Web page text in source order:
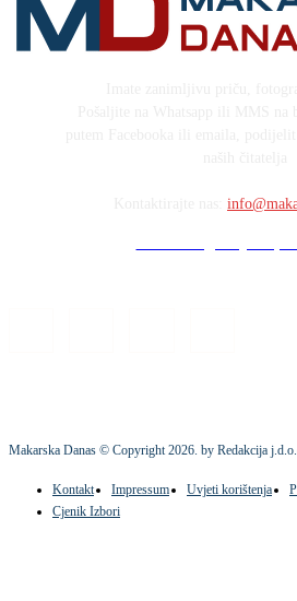
Makarska Danas © Copyright2026. by Redakcija
Kontakt Impressum Uvjeti korištenja
Cjenik Izbori